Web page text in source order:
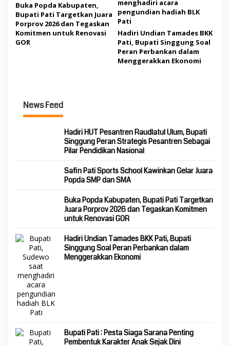
Buka Popda Kabupaten,
Bupati Pati Targetkan Juara
Porprov 2026 dan Tegaskan
Komitmen untuk Renovasi
GOR
Hadiri Undian Tamades BKK
Pati, Bupati Singgung Soal
Peran Perbankan dalam
Menggerakkan Ekonomi
News Feed
Hadiri HUT Pesantren Raudlatul Ulum, Bupati
Singgung Peran Strategis Pesantren Sebagai
Pilar Pendidikan Nasional
Safin Pati Sports School Kawinkan Gelar Juara
Popda SMP dan SMA
Buka Popda Kabupaten, Bupati Pati Targetkan
Juara Porprov 2026 dan Tegaskan Komitmen
untuk Renovasi GOR
Hadiri Undian Tamades BKK Pati, Bupati
Singgung Soal Peran Perbankan dalam
Menggerakkan Ekonomi
Bupati Pati : Pesta Siaga Sarana Penting
Pembentuk Karakter Anak Sejak Dini